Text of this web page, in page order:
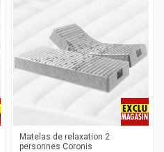
Matelas de relaxation 2
personnes Coronis